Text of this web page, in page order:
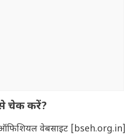
चेक करें?
वेबसाइट [bseh.org.in]